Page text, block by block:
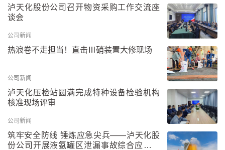
泸天化股份公司召开物资采购工作交流座
谈会
公司新闻
热浪卷不走担当！直击Ⅲ硝装置大修现场
公司新闻
泸天化压检站圆满完成特种设备检验机构
核准现场评审
公司新闻
筑牢安全防线 锤炼应急尖兵——泸天化股
份公司开展液氨罐区泄漏事故综合应急救